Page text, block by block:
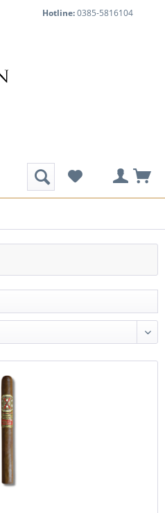
Hotline:0385-5816104